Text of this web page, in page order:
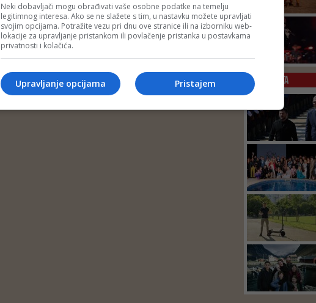
24 SATA
Neki dobavljači mogu obrađivati vaše osobne podatke na temelju
legitimnog interesa. Ako se ne slažete s tim, u nastavku možete upravljati
svojim opcijama. Potražite vezu pri dnu ove stranice ili na izborniku web-
lokacije za upravljanje pristankom ili povlačenje pristanka u postavkama
privatnosti i kolačića.
Pristajem
Upravljanje opcijama